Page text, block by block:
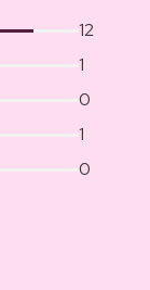
12
1
0
1
0